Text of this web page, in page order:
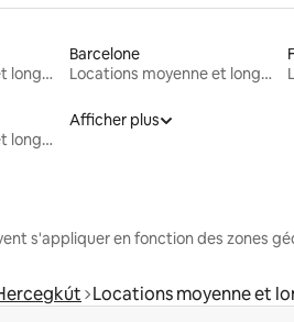
Locations moyenne et longue durée
Barcelone
Locations moyenne et longue durée
Locations moyenne et longue durée
Afficher plus
s'appliquer en fonction des zones
Locations moyenne et